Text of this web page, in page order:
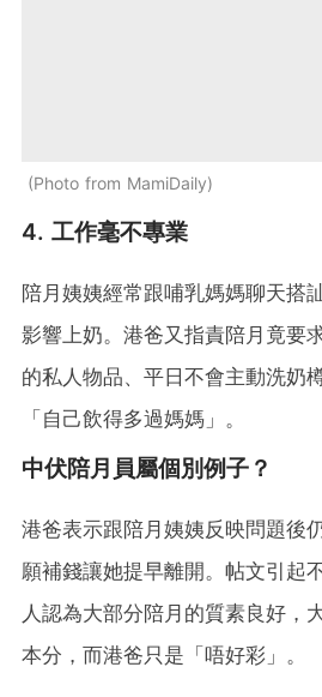
Photo from MamiDaily
4. 工作毫不專業
陪月姨姨經常跟哺乳媽媽聊天搭
影響上奶。港爸又指責陪月竟要
的私人物品、平日不會主動洗奶
「自己飲得多過媽媽」。
中伏陪月員屬個別例子？
港爸表示跟陪月姨姨反映問題後
願補錢讓她提早離開。帖文引起
人認為大部分陪月的質素良好，
本分，而港爸只是「唔好彩」。